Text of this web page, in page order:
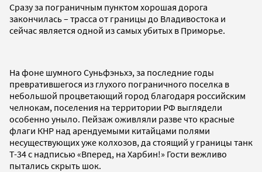
Сразу за пограничным пунктом хорошая дорога
закончилась – трасса от границы до Владивостока и
сейчас является одной из самых убитых в Приморье.
На фоне шумного Суньфэньхэ, за последние годы
превратившегося из глухого пограничного поселка в
небольшой процветающий город благодаря российским
челнокам, поселения на территории РФ выглядели
особенно уныло. Пейзаж оживляли разве что красные
флаги КНР над арендуемыми китайцами полями
несуществующих уже колхозов, да стоящий у границы танк
Т-34 с надписью «Вперед, на Харбин!» Гости вежливо
пытались скрыть шок.